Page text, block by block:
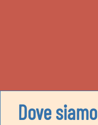
Dove siamo